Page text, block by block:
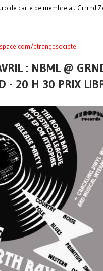
de carte de membre au Grrrnd
etrangesociete
: NBML @
- 20 H 30 PRIX